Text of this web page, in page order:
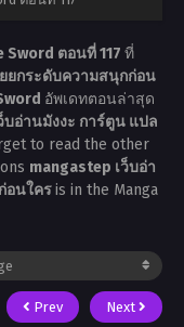
Sword ตอนที่ 117 ที่
ยกระดับความสนุกก่อน
อัพเดทตอนล่าสุด
บอ่านมังงะ การ์ตูน แปล
to read the other
mangastep เว็บอ่า
อนใครis in the Manga
Prev Next